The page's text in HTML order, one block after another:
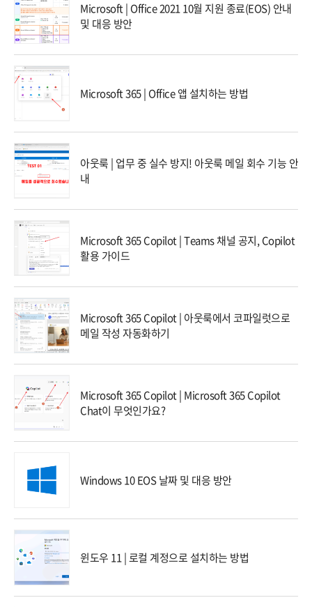
Microsoft | Office 2021 10월 지원 종료(EOS) 안내
및 대응 방안
Microsoft 365 | Office 앱 설치하는 방법
아웃룩 | 업무 중 실수 방지! 아웃룩 메일 회수 기능 안
내
Microsoft 365 Copilot | Teams 채널 공지, Copilot
활용 가이드
Microsoft 365 Copilot | 아웃룩에서 코파일럿으로
메일 작성 자동화하기
Microsoft 365 Copilot | Microsoft 365 Copilot
Chat이 무엇인가요?
Windows 10 EOS 날짜 및 대응 방안
윈도우 11 | 로컬 계정으로 설치하는 방법